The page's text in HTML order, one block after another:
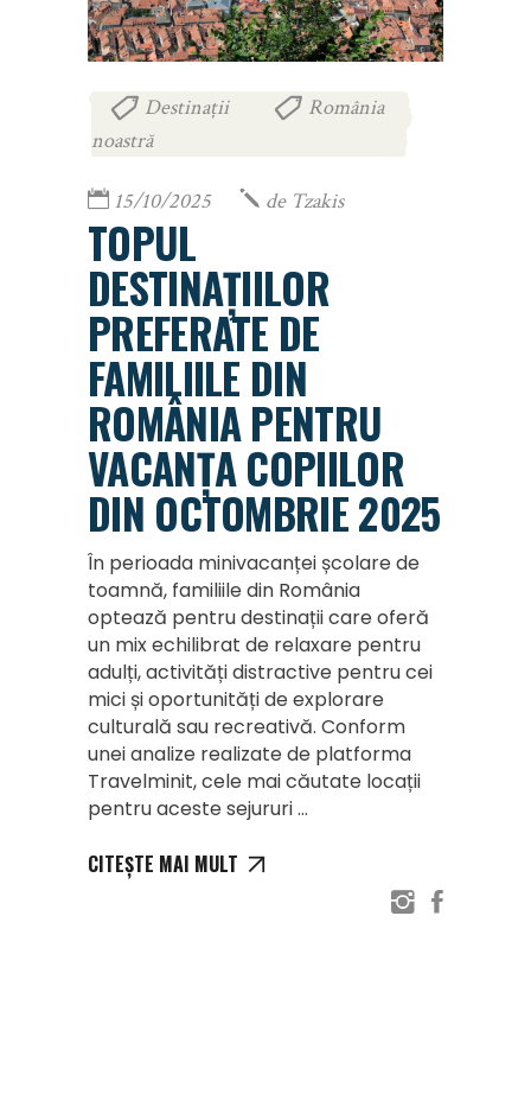
Destinații
România
noastră
15/10/2025 de Tzakis
TOPUL
DESTINAȚIILOR
PREFERATE DE
FAMILIILE DIN
ROMÂNIA PENTRU
VACANȚA COPIILOR
DIN OCTOMBRIE 2025
În perioada minivacanței școlare de
toamnă, familiile din România
optează pentru destinații care oferă
un mix echilibrat de relaxare pentru
adulți, activități distractive pentru cei
mici și oportunități de explorare
culturală sau recreativă. Conform
unei analize realizate de platforma
Travelminit, cele mai căutate locații
pentru aceste sejururi
CITEȘTE MAI MULT